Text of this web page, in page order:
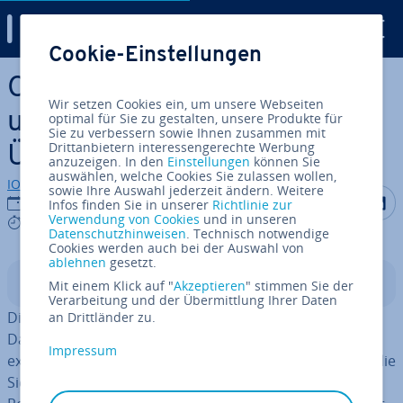
Zum Haupt­in­halt springen
Cloud-PC: Funk­ti­ons­wei­se
und Ein­satz­ge­bie­te im
Überblick
IONOS Redaktion
02.01.2023
5 mins
Auf Auf
In­halts­ver­zeich­nis
Die Cloudkann nicht nur ein­ge­setzt werden, um Ihre
Daten ge­rä­te­un­ab­hän­gig zu speichern. Mit Cloud-PCs
exis­tie­ren mitt­ler­wei­le
, auf die
Sie über die Cloud zugreifen können. So müssen Sie die
Cookie-Einstellungen
Wir setzen Cookies ein, um unsere Webseiten
optimal für Sie zu gestalten, unsere Produkte für
Sie zu verbessern sowie Ihnen zusammen mit
Drittanbietern interessengerechte Werbung
anzuzeigen. In den Einstellungen können Sie
auswählen, welche Cookies Sie zulassen wollen,
sowie Ihre Auswahl jederzeit ändern. Weitere
Infos finden Sie in unserer Richtlinie zur
Verwendung von Cookies und in unseren
Datenschutzhinweisen. Technisch notwendige
Cookies werden auch bei der Auswahl von
ablehnen gesetzt.
Mit einem Klick auf "Akzeptieren" stimmen Sie der
Verarbeitung und der Übermittlung Ihrer Daten
an Drittländer zu.
Impressum